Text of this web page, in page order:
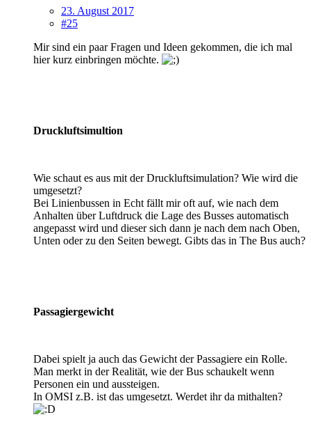
23. August 2017
#25
Mir sind ein paar Fragen und Ideen gekommen, die ich mal
hier kurz einbringen möchte.
Druckluftsimultion
Wie schaut es aus mit der Druckluftsimulation? Wie wird die
umgesetzt?
Bei Linienbussen in Echt fällt mir oft auf, wie nach dem
Anhalten über Luftdruck die Lage des Busses automatisch
angepasst wird und dieser sich dann je nach dem nach Oben,
Unten oder zu den Seiten bewegt. Gibts das in The Bus auch?
Passagiergewicht
Dabei spielt ja auch das Gewicht der Passagiere ein Rolle.
Man merkt in der Realität, wie der Bus schaukelt wenn
Personen ein und aussteigen.
In OMSI z.B. ist das umgesetzt. Werdet ihr da mithalten?